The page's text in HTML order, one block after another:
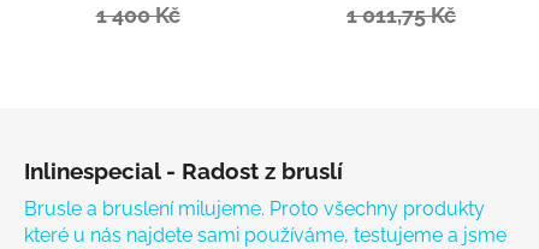
1 400 Kč 1 011,75 Kč
Inlinespecial - Radost z bruslí
Brusle a bruslení milujeme. Proto všechny produkty
které u nás najdete sami používáme, testujeme a jsme